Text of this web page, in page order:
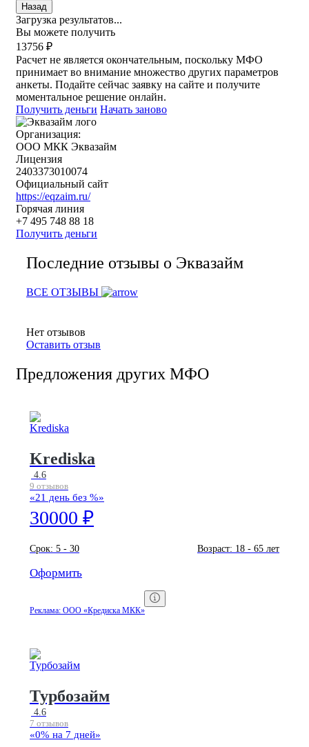
Назад
Загрузка результатов...
Вы можете получить
13756 ₽
Расчет не является окончательным, поскольку МФО
принимает во внимание множество других параметров
анкеты. Подайте сейчас заявку на сайте и получите
моментальное решение онлайн.
Получить деньги Начать заново
Организация:
ООО МКК Эквазайм
Лицензия
2403373010074
Официальный сайт
https://eqzaim.ru/
Горячая линия
+7 495 748 88 18
Получить деньги
Последние отзывы о Эквазайм
ВСЕ ОТЗЫВЫ
Нет отзывов
Оставить отзыв
Предложения других МФО
Krediska
4.6
9 отзывов
«21 день без %»
30000 ₽
Срок: 5 - 30 Возраст: 18 - 65 лет
Оформить
Реклама: ООО «Кредиска МКК»
Турбозайм
4.6
7 отзывов
«0% на 7 дней»